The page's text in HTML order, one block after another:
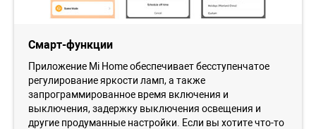
Смарт-функции
Приложение Mi Home обеспечивает бесступенчатое
регулирование яркости ламп, а также
запрограммированное время включения и
выключения, задержку выключения освещения и
другие продуманные настройки. Если вы хотите что-то